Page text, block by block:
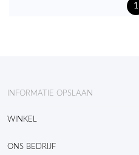
1
INFORMATIE OPSLAAN
WINKEL
ONS BEDRIJF